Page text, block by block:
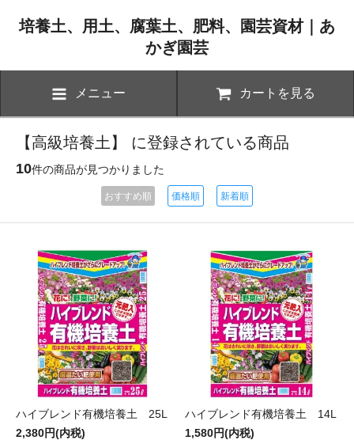
培養土、用土、腐葉土、肥料、園芸資材｜あ
かぎ園芸
メニュー カートを見る
【高級培養土】 に登録されている商品
10件の商品が見つかりました
おすすめ順 価格順 新着順
ハイブレンド有機培養土 25L
2,380円(内税)
ハイブレンド有機培養土 14L
1,580円(内税)